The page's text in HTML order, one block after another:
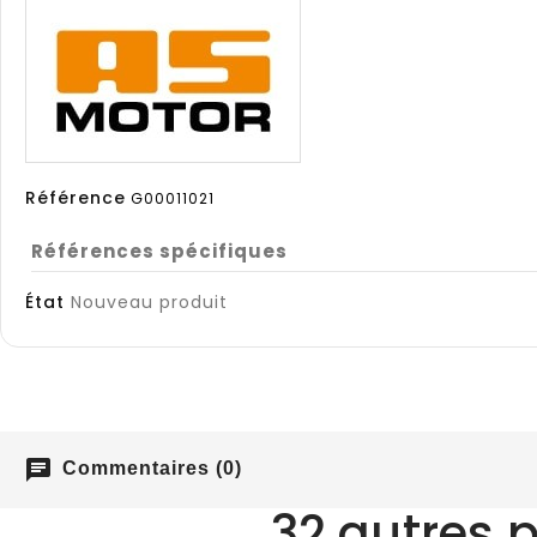
Référence G00011021
Références spécifiques
État Nouveau produit
chat Commentaires (0)